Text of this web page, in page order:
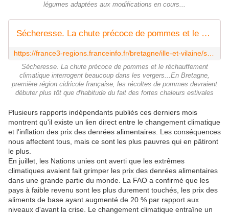
légumes adaptées aux modifications en cours...
Sécheresse. La chute précoce de pommes et le réchauffement climatique interrogent beaucoup dans les vergers
Sécheresse. La chute précoce de pommes et le réchauffement
climatique interrogent beaucoup dans les vergers...En Bretagne,
première région cidricole française, les récoltes de pommes devraient
débuter plus tôt que d'habitude du fait des fortes chaleurs estivales
Plusieurs rapports indépendants publiés ces derniers mois
montrent qu'il existe un lien direct entre le changement climatique
et l'inflation des prix des denrées alimentaires. Les conséquences
nous affectent tous, mais ce sont les plus pauvres qui en pâtiront
le plus.
En juillet, les Nations unies ont averti que les extrêmes
climatiques avaient fait grimper les prix des denrées alimentaires
dans une grande partie du monde. La FAO a confirmé que les
pays à faible revenu sont les plus durement touchés, les prix des
aliments de base ayant augmenté de 20 % par rapport aux
niveaux d'avant la crise. Le changement climatique entraîne un